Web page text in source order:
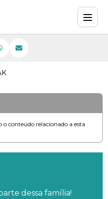
conteúdo relacionado a esta
dessa família!